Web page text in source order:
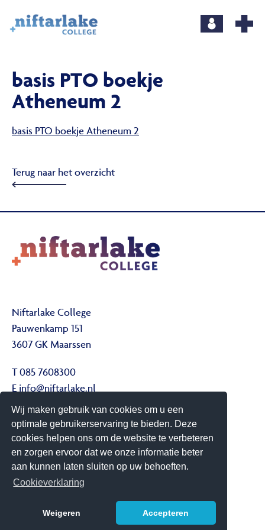
Wij maken gebruik van cookies om u een
optimale gebruikerservaring te bieden. Deze
cookies helpen ons om de website te verbeteren
en zorgen ervoor dat we onze informatie beter
aan kunnen laten sluiten op uw behoeften.
Cookieverklaring
Weigeren Accepteren
basis PTO boekje
Atheneum 2
basis PTO boekje Atheneum 2
Terug naar het overzicht
Niftarlake College
Pauwenkamp 151
3607 GK Maarssen
T 085 7608300
Einfo@niftarlake.nl
Volg ons ook op:
Twitter
Youtube
Het Niftarlake College heeft het predicaat Technasium